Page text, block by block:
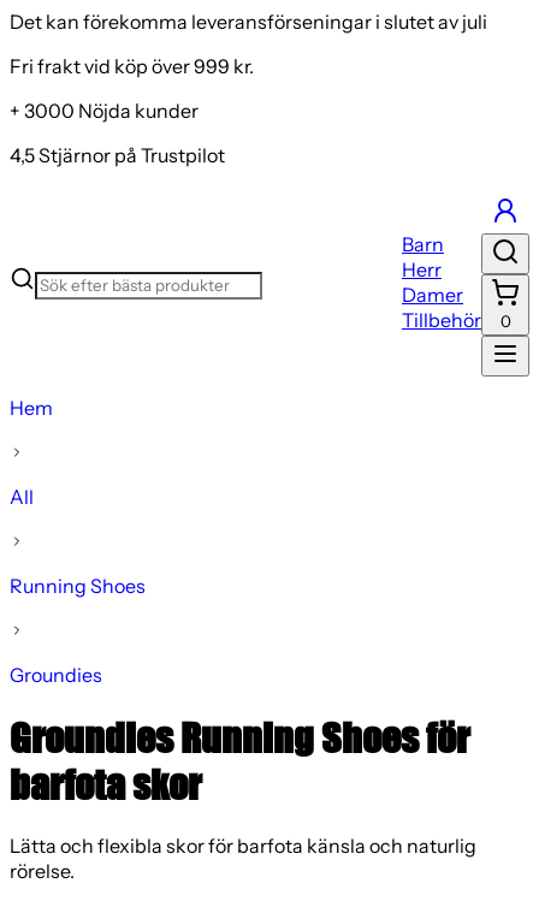
Det kan förekomma leveransförseningar i slutet av juli
Fri frakt vid köp över 999 kr.
+ 3000 Nöjda kunder
4,5 Stjärnor på Trustpilot
Barn
Herr
Damer
Tillbehör
0
Hem
All
Running Shoes
Groundies
Groundies Running Shoes för
barfota skor
Lätta och flexibla skor för barfota känsla och naturlig
rörelse.